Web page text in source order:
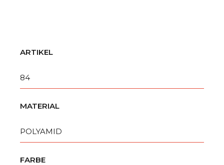
ARTIKEL
84
MATERIAL
POLYAMID
FARBE